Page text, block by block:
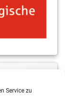
Service zu